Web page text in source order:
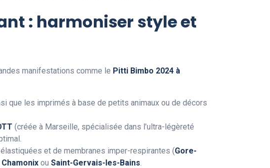
: harmoniser style et
manifestations comme le Pitti Bimbo 2024 à
que les imprimés à base de petits animaux ou de décors
(créée à Marseille, spécialisée dans l’ultra-légèreté
et de membranes imper-respirantes (Gore-
Chamonix ou Saint-Gervais-les-Bains.